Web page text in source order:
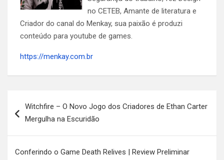
no CETEB, Amante de literatura e
Criador do canal do Menkay, sua paixão é produzi
conteúdo para youtube de games.
https://menkay.com.br
de
Witchfire – O Novo Jogo dos Criadores de Ethan Carter
Mergulha na Escuridão
Conferindo o Game Death Relives | Review Preliminar